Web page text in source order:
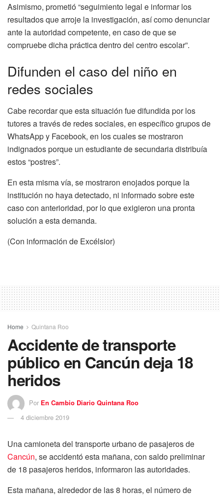
Asimismo, prometió “seguimiento legal e informar los
resultados que arroje la investigación, así como denunciar
ante la autoridad competente, en caso de que se
compruebe dicha práctica dentro del centro escolar”.
Difunden el caso del niño en
redes sociales
Cabe recordar que esta situación fue difundida por los
tutores a través de redes sociales, en específico grupos de
WhatsApp y Facebook, en los cuales se mostraron
indignados porque un estudiante de secundaria distribuía
estos “postres”.
En esta misma vía, se mostraron enojados porque la
institución no haya detectado, ni informado sobre este
caso con anterioridad, por lo que exigieron una pronta
solución a esta demanda.
(Con información de Excélsior)
Home Quintana Roo
Accidente de transporte
público en Cancún deja 18
heridos
Por En Cambio Diario Quintana Roo
4 diciembre 2019
Una camioneta del transporte urbano de pasajeros de
Cancún, se accidentó esta mañana, con saldo preliminar
de 18 pasajeros heridos, informaron las autoridades.
Esta mañana, alrededor de las 8 horas, el número de